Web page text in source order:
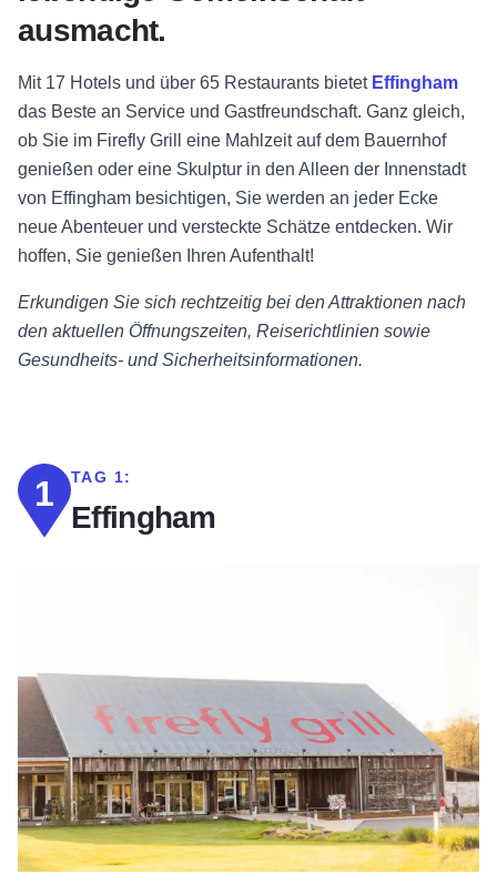
ausmacht.
Mit 17 Hotels und über 65 Restaurants bietet Effingham
das Beste an Service und Gastfreundschaft. Ganz gleich,
ob Sie im Firefly Grill eine Mahlzeit auf dem Bauernhof
genießen oder eine Skulptur in den Alleen der Innenstadt
von Effingham besichtigen, Sie werden an jeder Ecke
neue Abenteuer und versteckte Schätze entdecken. Wir
hoffen, Sie genießen Ihren Aufenthalt!
Erkundigen Sie sich rechtzeitig bei den Attraktionen nach
den aktuellen Öffnungszeiten, Reiserichtlinien sowie
Gesundheits- und Sicherheitsinformationen.
1 TAG 1:
Effingham